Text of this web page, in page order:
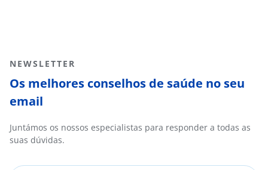
NEWSLETTER
Os melhores conselhos de saúde no seu
email
Juntámos os nossos especialistas para responder a todas as
suas dúvidas.